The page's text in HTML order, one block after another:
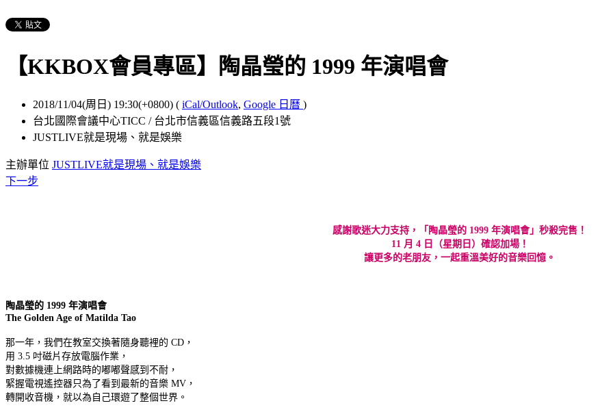
【KKBOX會員專區】陶晶瑩的 1999 年演唱會
2018/11/04(周日) 19:30(+0800) ( iCal/Outlook, Google 日曆 )
台北國際會議中心TICC / 台北市信義區信義路五段1號
JUSTLIVE就是現場、就是娛樂
主辦單位 JUSTLIVE就是現場、就是娛樂
下一步
感謝歌迷大力支持，「陶晶瑩的 1999 年演唱會」秒殺完售！
11 月 4 日（星期日）確認加場！
讓更多的老朋友，一起重溫美好的音樂回憶。
陶晶瑩的 1999 年演唱會
The Golden Age of Matilda Tao
那一年，我們在教室交換著隨身聽裡的 CD，
用 3.5 吋磁片存放電腦作業，
對數據機連上網路時的嘟嘟聲感到不耐，
緊握電視遙控器只為了看到最新的音樂 MV，
轉開收音機，就以為自己環遊了整個世界。